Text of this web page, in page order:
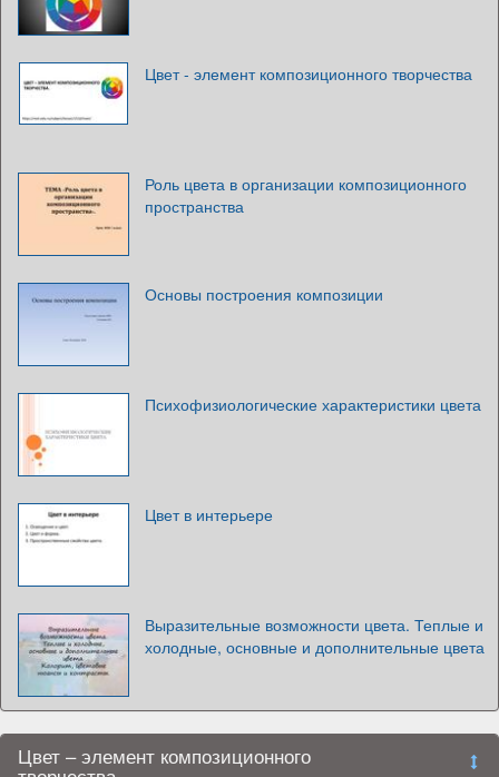
Цвет - элемент композиционного творчества
Роль цвета в организации композиционного
пространства
Основы построения композиции
Психофизиологические характеристики цвета
Цвет в интерьере
Выразительные возможности цвета. Теплые и
холодные, основные и дополнительные цвета
Цвет – элемент композиционного